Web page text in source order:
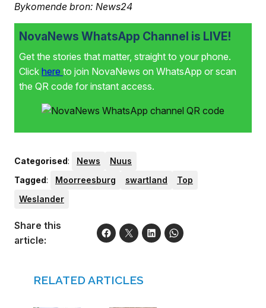
Bykomende bron: News24
NovaNews WhatsApp Channel is LIVE!
Get the stories that matter, straight to your phone.
Click here to join NovaNews on WhatsApp or scan
the QR code for instant access.
Categorised: News
Nuus
Tagged: Moorreesburg swartland
Top
Weslander
Share this
article:
RELATED ARTICLES